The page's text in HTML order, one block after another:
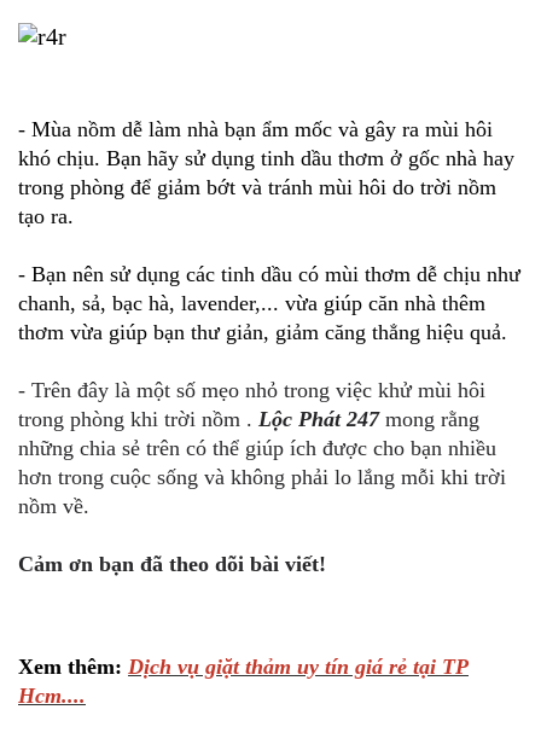
- Mùa nồm dễ làm nhà bạn ẩm mốc và gây ra mùi hôi
khó chịu. Bạn hãy sử dụng tinh dầu thơm ở gốc nhà hay
trong phòng để giảm bớt và tránh mùi hôi do trời nồm
tạo ra.
- Bạn nên sử dụng các tinh dầu có mùi thơm dễ chịu như
chanh, sả, bạc hà, lavender,... vừa giúp căn nhà thêm
thơm vừa giúp bạn thư giản, giảm căng thẳng hiệu quả.
- Trên đây là một số mẹo nhỏ trong việc khử mùi hôi
trong phòng khi trời nồm . Lộc Phát 247mong rằng
những chia sẻ trên có thể giúp ích được cho bạn nhiều
hơn trong cuộc sống và không phải lo lắng mỗi khi trời
nồm về.
Cảm ơn bạn đã theo dõi bài viết!
Xem thêm: Dịch vụ giặt thảm uy tín giá rẻ tại TP
Hcm....